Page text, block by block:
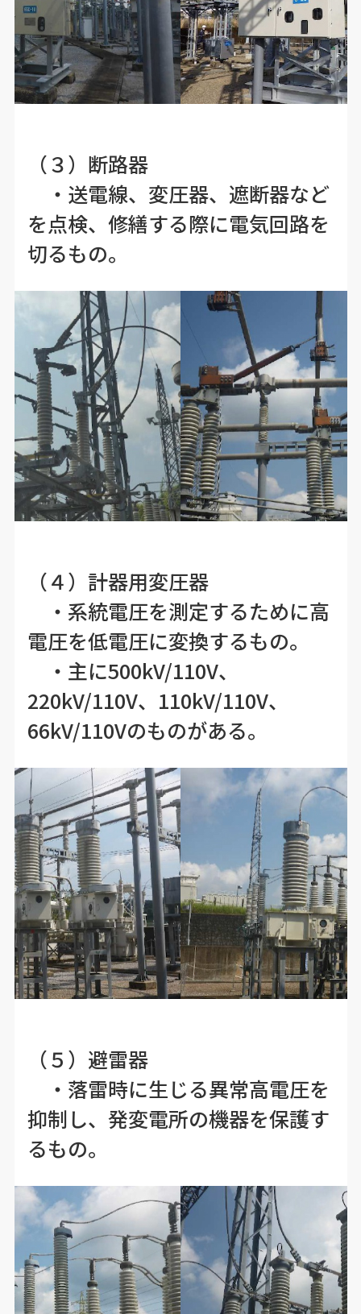
（３）断路器
・送電線、変圧器、遮断器など
を点検、修繕する際に電気回路を
切るもの。
（４）計器用変圧器
・系統電圧を測定するために高
電圧を低電圧に変換するもの。
・主に500kV/110V、
220kV/110V、110kV/110V、
66kV/110Vのものがある。
（５）避雷器
・落雷時に生じる異常高電圧を
抑制し、発変電所の機器を保護す
るもの。